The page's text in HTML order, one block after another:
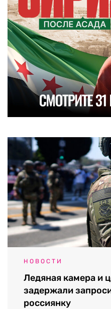
НОВОСТИ
Ледяная камера и
задержали
россиянку